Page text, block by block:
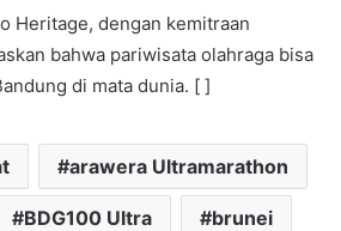
Heritage, dengan kemitraan
bahwa pariwisata olahraga bisa
di mata dunia. [ ]
arawera Ultramarathon
BDG100 Ultra brunei